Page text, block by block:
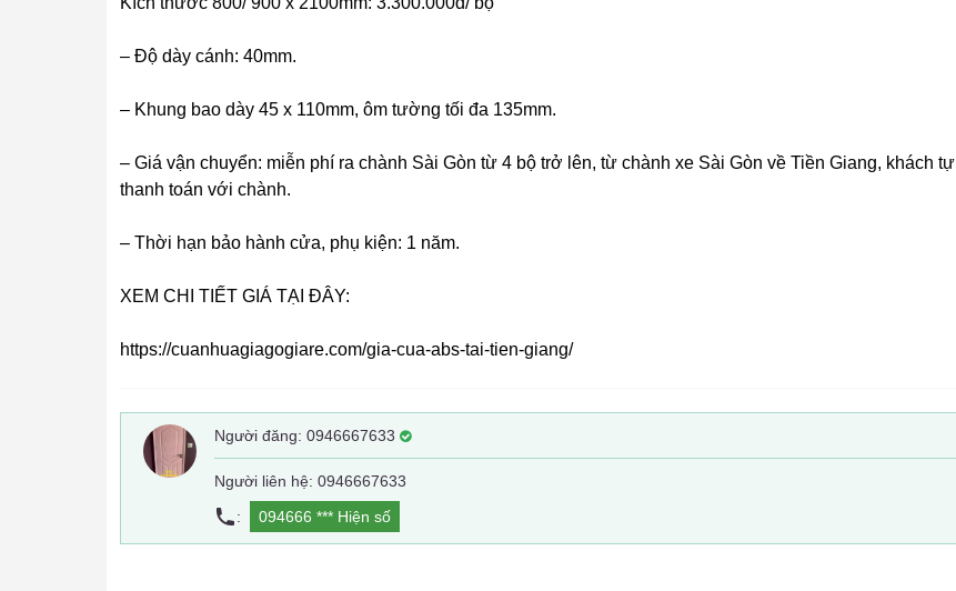
– Độ dày cánh: 40mm.
– Khung bao dày 45 x 110mm, ôm tường tối đa 135mm.
– Giá vận chuyển: miễn phí ra chành Sài Gòn từ 4 bộ trở lên, từ chành xe Sài Gòn về Tiền Giang, khách tự
thanh toán với chành.
– Thời hạn bảo hành cửa, phụ kiện: 1 năm.
XEM CHI TIẾT GIÁ TẠI ĐÂY:
https://cuanhuagiagogiare.com/gia-cua-abs-tai-tien-giang/
Người đăng: 0946667633
Người liên hệ: 0946667633
:
094666 *** Hiện số